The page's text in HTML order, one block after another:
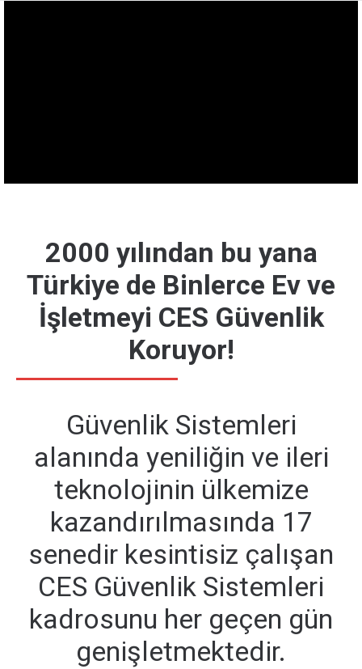
2000 yılından bu yana
Türkiye de Binlerce Ev ve
İşletmeyi CES Güvenlik
Koruyor!
Güvenlik Sistemleri
alanında yeniliğin ve ileri
teknolojinin ülkemize
kazandırılmasında 17
senedir kesintisiz çalışan
CES Güvenlik Sistemleri
kadrosunu her geçen gün
genişletmektedir.